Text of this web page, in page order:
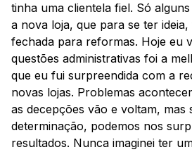
tinha uma clientela fiel. Só
a nova loja, que para se ter
fechada para reformas. Hoje eu
questões administrativas foi a
que eu fui surpreendida com a
novas lojas. Problemas
as decepções vão e voltam, mas
determinação, podemos nos
resultados. Nunca imaginei ter